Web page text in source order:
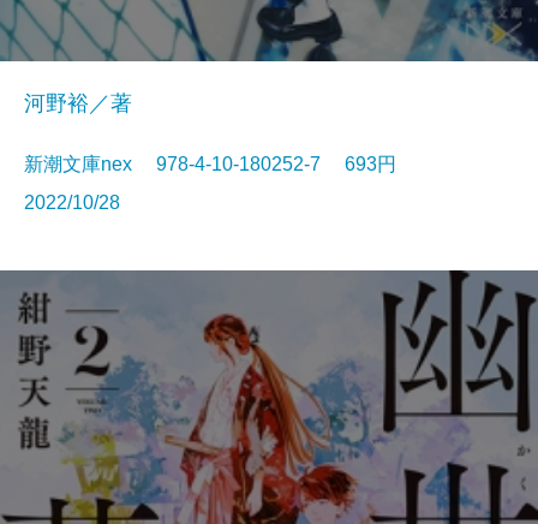
河野裕／著
新潮文庫nex 978-4-10-180252-7 693円
2022/10/28